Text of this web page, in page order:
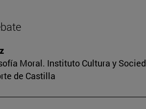
Moral. Instituto Cultura y
de Castilla